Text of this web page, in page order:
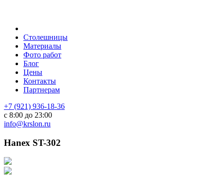
Столешницы
Материалы
Фото работ
Блог
Цены
Контакты
Партнерам
+7 (921) 936-18-36
с 8:00 до 23:00
info@krslon.ru
Hanex ST-302